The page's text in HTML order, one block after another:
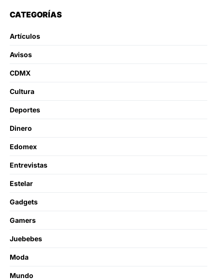
CATEGORÍAS
Artículos
Avisos
CDMX
Cultura
Deportes
Dinero
Edomex
Entrevistas
Estelar
Gadgets
Gamers
Juebebes
Moda
Mundo